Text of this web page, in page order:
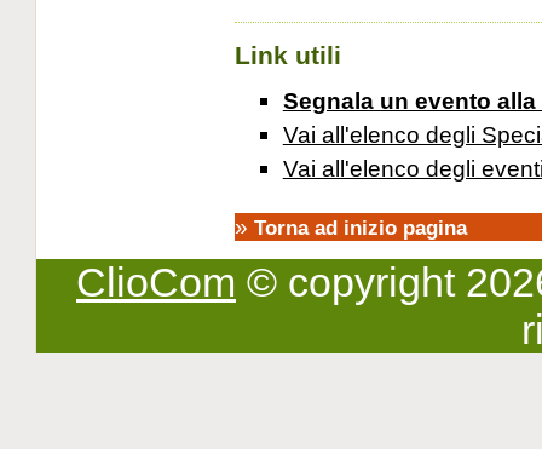
Link utili
Segnala un evento
Vai all'elenco degli
Vai all'elenco degli
» Torna ad inizio pagina
ClioCom © copyright